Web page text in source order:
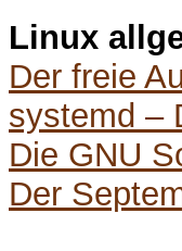
Linux
Der freie
systemd –
Die GNU
Der